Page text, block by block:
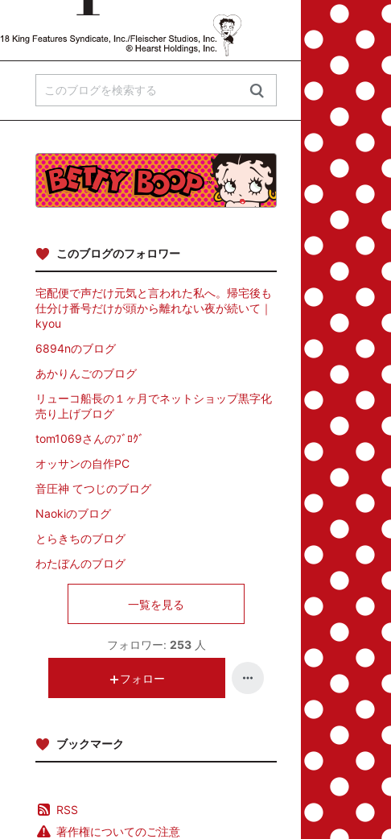
このブログのフォロワー
宅配便で声だけ元気と言われた私へ。帰宅後も
仕分け番号だけが頭から離れない夜が続いて｜
kyou
6894nのブログ
あかりんごのブログ
リューコ船長の１ヶ月でネットショップ黒字化
売り上げブログ
tom1069さんのﾌﾞﾛｸﾞ
オッサンの自作PC
音圧神 てつじのブログ
Naokiのブログ
とらきちのブログ
わたぼんのブログ
一覧を見る
フォロワー: 253 人
フォロー
ブックマーク
RSS
著作権についてのご注意